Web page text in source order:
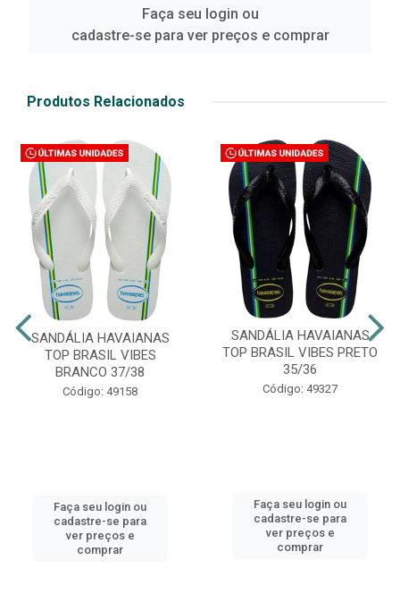
Faça seu login ou
cadastre-se para ver preços e comprar
Produtos Relacionados
SANDÁLIA HAVAIANAS
TOP BRASIL VIBES
BRANCO 37/38
Código: 49158
Faça seu login ou
cadastre-se para
ver preços e
comprar
SANDÁLIA HAVAIANAS
TOP BRASIL VIBES PRETO
35/36
Código: 49327
Faça seu login ou
cadastre-se para
ver preços e
comprar